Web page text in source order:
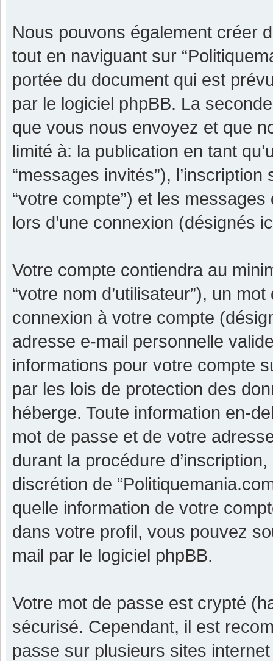
Nous pouvons également créer
tout en naviguant sur
portée du document qui est
par le logiciel phpBB. La
que vous nous envoyez et que
limité à: la publication en tant
“messages invités”),
“votre compte”) et les
lors d’une connexion (désignés
Votre compte contiendra au
“votre nom d’utilisateur”), un
connexion à votre compte
adresse e-mail personnelle
informations pour votre compte
par les lois de protection des
héberge. Toute information en-
mot de passe et de votre
durant la procédure
discrétion de
quelle information de votre
dans votre profil, vous pouvez
mail par le logiciel phpBB.
Votre mot de passe est crypté
sécurisé. Cependant, il est
passe sur plusieurs sites